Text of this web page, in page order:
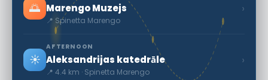
🌅 Marengo Muzejs
📍 Spinetta Marengo
›
☀️
AFTERNOON
Aleksandrijas katedrāle
📍 4.4 km · Spinetta Marengo
›